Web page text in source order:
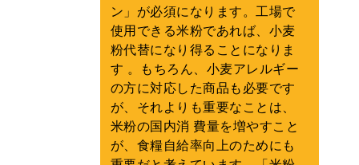
ン」が必須になります。工場で
使用できる米粉であれば、小麦
粉代替になり得ることになりま
す 。もちろん、小麦アレルギー
の方に対応した商品も必要です
が、それよりも重要なことは、
米粉の国内消 費量を増やすこと
が、食糧自給率向上のためにも